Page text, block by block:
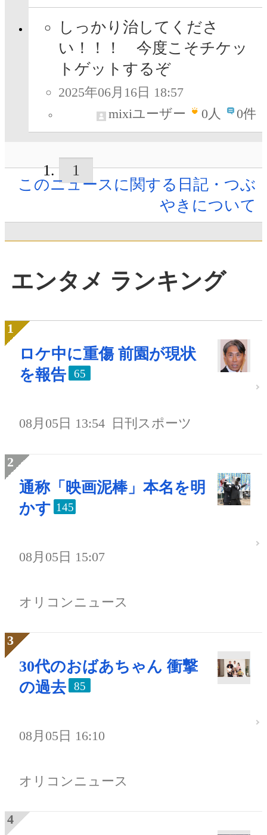
しっかり治してくださ
い！！！ 今度こそチケッ
トゲットするぞ
2025年06月16日 18:57
mixiユーザー
0人 0件
1
このニュースに関する日記・つぶ
やきについて
エンタメ ランキング
ロケ中に重傷 前園が現状
を報告
65
08月05日 13:54 日刊スポーツ
通称「映画泥棒」本名を明
かす 145
08月05日 15:07
オリコンニュース
30代のおばあちゃん 衝撃
の過去
85
08月05日 16:10
オリコンニュース